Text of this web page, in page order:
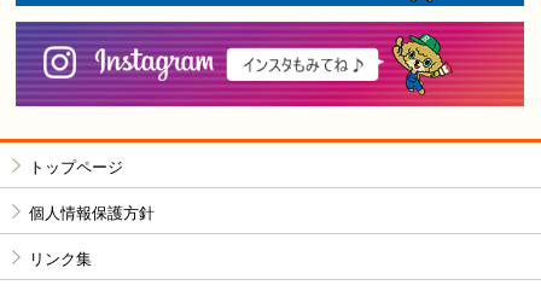
トップページ
個人情報保護方針
リンク集